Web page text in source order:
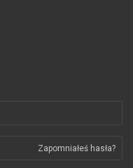
Zapomniałeś hasła?